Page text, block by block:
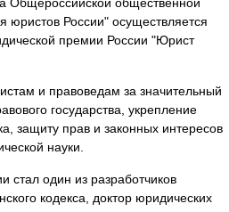
юристов России" осуществляется
премии России "Юрист
и правоведам за значительный
государства, укрепление
защиту прав и законных интересов
науки.
один из разработчиков
кодекса, доктор юридических